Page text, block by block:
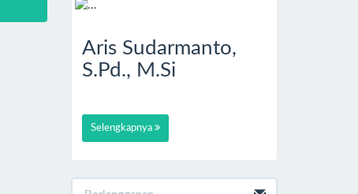
Aris Sudarmanto,
S.Pd., M.Si
Selengkapnya